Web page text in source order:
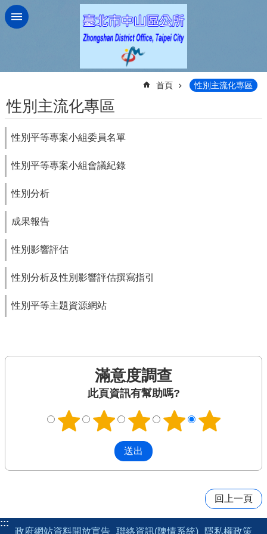
跳到主要內容區塊
首頁 性別主流化專區
性別主流化專區
性別平等專案小組委員名單
性別平等專案小組會議紀錄
性別分析
成果報告
性別影響評估
性別分析及性別影響評估撰寫指引
性別平等主題資源網站
滿意度調查
此頁資訊有幫助嗎?
回上一頁
:::
政府網站資料開放宣告 聯絡資訊(陳情系統) 隱私權政策